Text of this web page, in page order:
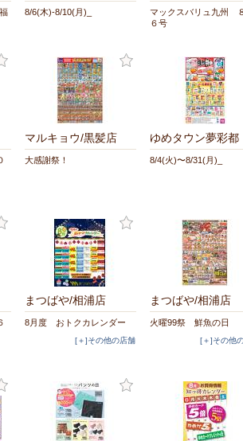
8/6(木)-8/10(月)_
マックスバリュ九州
６号
マルキョウ/黒髪店
大感謝祭！
ゆめタウン夢彩都
8/4(火)〜8/31(月)_
まつばや/相浦店
8月度 おトクカレンダー
[＋]その他の店舗
まつばや/相浦店
火曜99祭 鮮魚の日
[＋]その他